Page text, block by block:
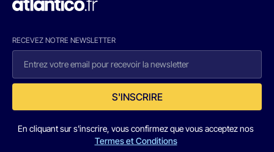
RECEVEZ NOTRE NEWSLETTER
S'INSCRIRE
En cliquant sur s'inscrire, vous confirmez que vous acceptez nos
Termes et Conditions